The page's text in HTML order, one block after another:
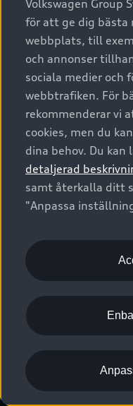
A6 modellerna
SUV
Avant
Audi Sport
Privatleasing
Nya bilar i lager
Begagnade bilar i lager
Audi approved :plus -
Finansiering
Audi exclusive
Provkörning
Service & tillbehör
Audi digital services
Originaltillbehör - köp
Garantier
Försäkring
Digitala manualer för
Audi Collection –
Vanliga frågor
2G/3G nätet stängs
Tjänstebil
Tjänstebil
Business lease online
Företagsleasing
Om Audi Sverige
Kontakta oss
Audi Återförsäljare/-
myAudi
Pressmeddelanden
Nyhetsbrev
Vårt hållbarhetsarbete
Lediga tjänster
Lediga tjänster hos
Kommentar till
© 2026 AUDI
Utgivare Juridiskt
Juridiskt Audi Digital
Anpassa inställningar
Visselblåsarkanaler
Volkswagen Group
för att ge dig bästa
webbplats, till
och annonser
sociala medier och
webbtrafiken. För
rekommenderar vi
cookies, men du
dina behov. Du kan
detaljerad
samt återkalla ditt
"Anpassa